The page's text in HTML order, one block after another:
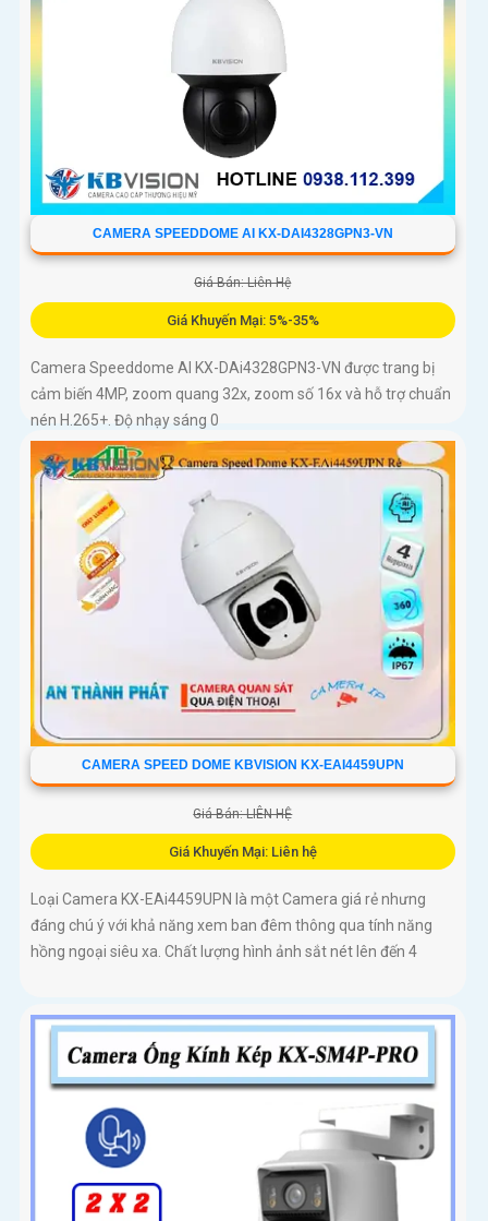
CAMERA SPEEDDOME AI KX-DAI4328GPN3-VN
Giá Bán: Liên Hệ
Giá Khuyến Mại: 5%-35%
Camera Speeddome AI KX-DAi4328GPN3-VN được trang bị
cảm biến 4MP, zoom quang 32x, zoom số 16x và hỗ trợ chuẩn
nén H.265+. Độ nhạy sáng 0
CAMERA SPEED DOME KBVISION KX-EAI4459UPN
Giá Bán: LIÊN HỆ
Giá Khuyến Mại: Liên hệ
Loại Camera KX-EAi4459UPN là một Camera giá rẻ nhưng
đáng chú ý với khả năng xem ban đêm thông qua tính năng
hồng ngoại siêu xa. Chất lượng hình ảnh sắt nét lên đến 4